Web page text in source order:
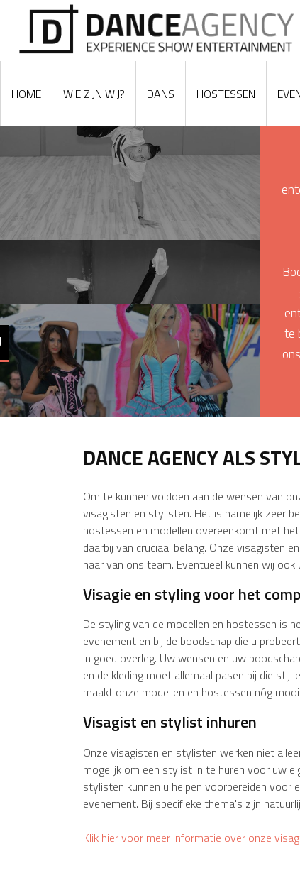
HOME WIE ZIJN WIJ? DANS HOSTESSEN
te
DANCE AGENCY ALS
Om te kunnen voldoen aan de wensen van
visagisten en stylisten. Het is namelijk zeer
hostessen en modellen overeenkomt met
daarbij van cruciaal belang. Onze visagisten
haar van ons team. Eventueel kunnen wij
Visagie en styling voor het
De styling van de modellen en hostessen is
evenement en bij de boodschap die u
in goed overleg. Uw wensen en uw
en de kleding moet allemaal pasen bij die
maakt onze modellen en hostessen nóg
Visagist en stylist inhuren
Onze visagisten en stylisten werken niet
mogelijk om een stylist in te huren voor uw
stylisten kunnen u helpen voorbereiden
evenement. Bij specifieke thema's zijn
Klik hier voor meer informatie over onze